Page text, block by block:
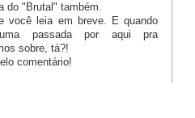
do "Brutal" também.
você leia em breve. E quando
passada por aqui pra
sobre, tá?!
comentário!